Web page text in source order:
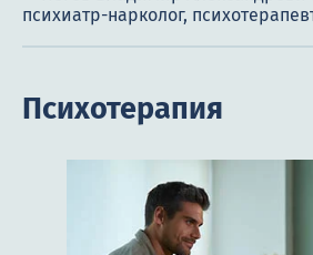
Психотерапия